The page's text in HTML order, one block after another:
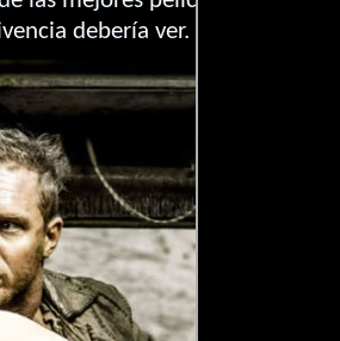
debería ver.